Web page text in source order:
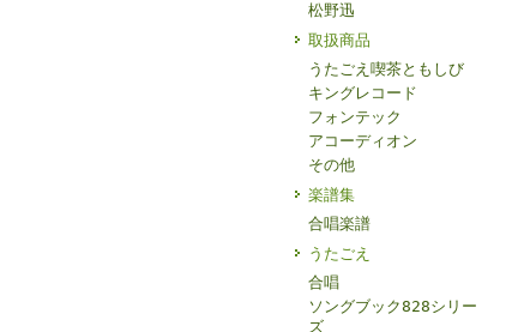
松野迅
取扱商品
うたごえ喫茶ともしび
キングレコード
フォンテック
アコーディオン
その他
楽譜集
合唱楽譜
うたごえ
合唱
ソングブック828シリー
ズ